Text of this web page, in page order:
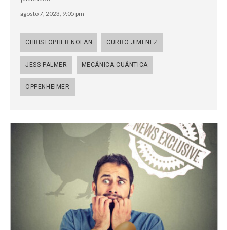
agosto 7, 2023, 9:05 pm
CHRISTOPHER NOLAN CURRO JIMENEZ
JESS PALMER MECÁNICA CUÁNTICA
OPPENHEIMER